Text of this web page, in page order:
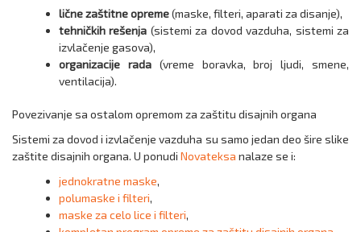
lične zaštitne opreme(maske, filteri, aparati za disanje),
tehničkih rešenja (sistemi za dovod vazduha, sistemi za
izvlačenje gasova),
organizacije rada(vreme boravka, broj ljudi, smene,
ventilacija).
Povezivanje sa ostalom opremom za zaštitu disajnih organa
Sistemi za dovod i izvlačenje vazduha su samo jedan deo šire slike
zaštite disajnih organa. U ponudi Novateksa nalaze se i:
jednokratne maske,
polumaske i filteri,
maske za celo lice i filteri,